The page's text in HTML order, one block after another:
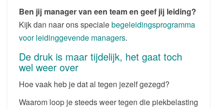
Ben jij manager van een team en geef jij leiding?
Kijk dan naar ons specialebegeleidingsprogramma
voor leidinggevende managers.
De druk is maar tijdelijk, het gaat toch
wel weer over
Hoe vaak heb je dat al tegen jezelf gezegd?
Waarom loop je steeds weer tegen die piekbelasting